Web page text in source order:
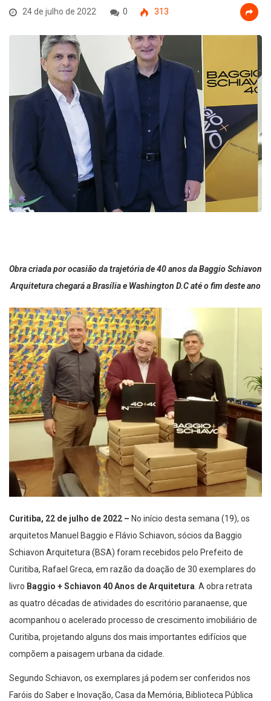
24 de julho de 2022 0 313
Obra criada por ocasião da trajetória de 40 anos da Baggio Schiavon
Arquitetura chegará a Brasília e Washington D.C até o fim deste ano
Curitiba, 22 de julho de 2022 – No início desta semana (19), os
arquitetos Manuel Baggio e Flávio Schiavon, sócios da Baggio
Schiavon Arquitetura (BSA) foram recebidos pelo Prefeito de
Curitiba, Rafael Greca, em razão da doação de 30 exemplares do
livro Baggio + Schiavon 40 Anos de Arquitetura. A obra retrata
as quatro décadas de atividades do escritório paranaense, que
acompanhou o acelerado processo de crescimento imobiliário de
Curitiba, projetando alguns dos mais importantes edifícios que
compõem a paisagem urbana da cidade.
Segundo Schiavon, os exemplares já podem ser conferidos nos
Faróis do Saber e Inovação, Casa da Memória, Biblioteca Pública